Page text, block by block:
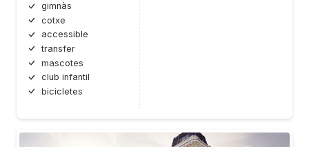
gimnàs
cotxe
accessible
transfer
mascotes
club infantil
bicicletes